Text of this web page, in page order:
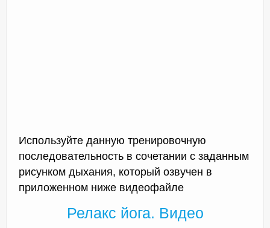
Используйте данную тренировочную
последовательность в сочетании с заданным
рисунком дыхания, который озвучен в
приложенном ниже видеофайле
Релакс йога. Видео